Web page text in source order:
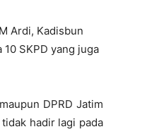
Ardi, Kadisbun
SKPD yang juga
DPRD Jatim
hadir lagi pada